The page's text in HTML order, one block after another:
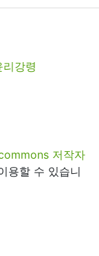
강령
저작자
용할 수 있습니